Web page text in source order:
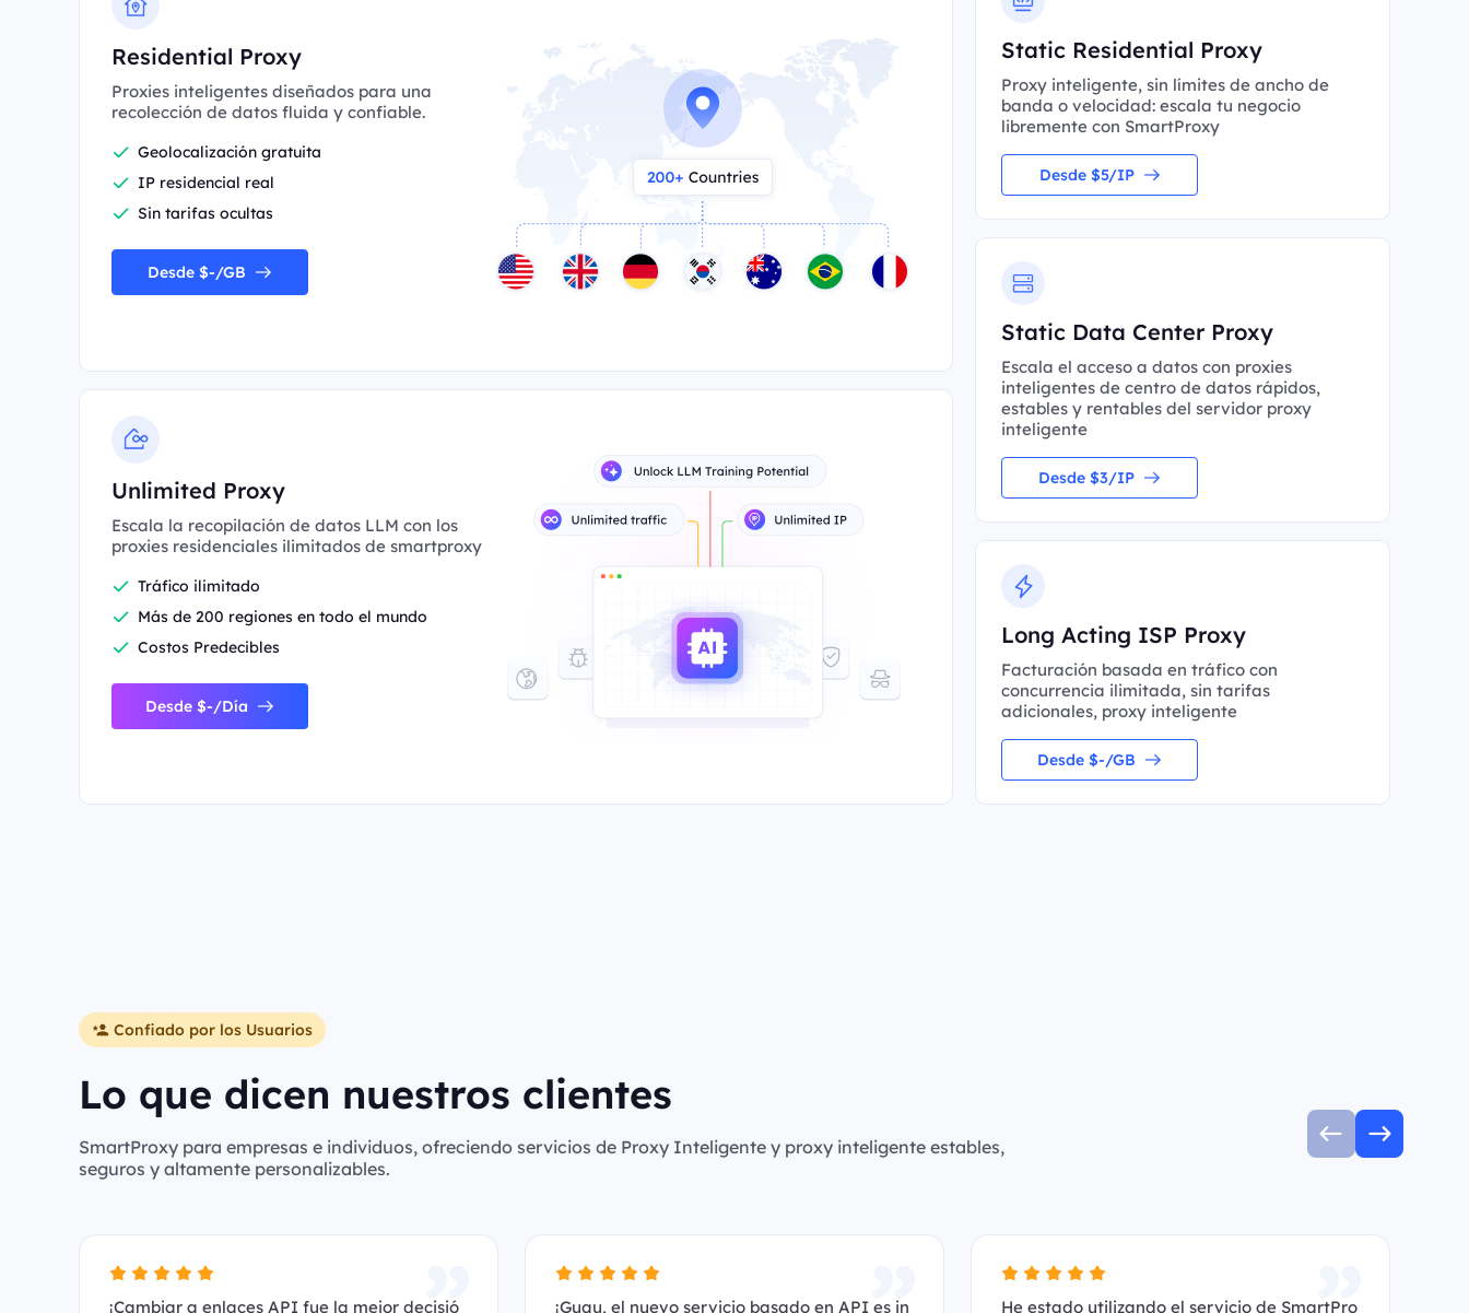
Residential Proxy
Proxies inteligentes diseñados para una
recolección de datos fluida y confiable.
Geolocalización gratuita
IP residencial real
Sin tarifas ocultas
Desde $-/GB
Unlimited Proxy
Escala la recopilación de datos LLM con los
proxies residenciales ilimitados de smartproxy
Tráfico ilimitado
Más de 200 regiones en todo el mundo
Costos Predecibles
Desde $-/Día
Static Residential Proxy
Proxy inteligente, sin límites de ancho de
banda o velocidad: escala tu negocio
libremente con SmartProxy
Desde $5/IP
Static Data Center Proxy
Escala el acceso a datos con proxies
inteligentes de centro de datos rápidos,
estables y rentables del servidor proxy
inteligente
Desde $3/IP
Long Acting ISP Proxy
Facturación basada en tráfico con
concurrencia ilimitada, sin tarifas
adicionales, proxy inteligente
Desde $-/GB
Confiado por los Usuarios
Lo que dicen nuestros clientes
SmartProxy para empresas e individuos, ofreciendo servicios de Proxy Inteligente y proxy inteligente estables,
seguros y altamente personalizables.
¡Cambiar a enlaces API fue la mejor decisió ¡Guau, el nuevo servicio basado en API es in He estado utilizando el servicio de SmartPro